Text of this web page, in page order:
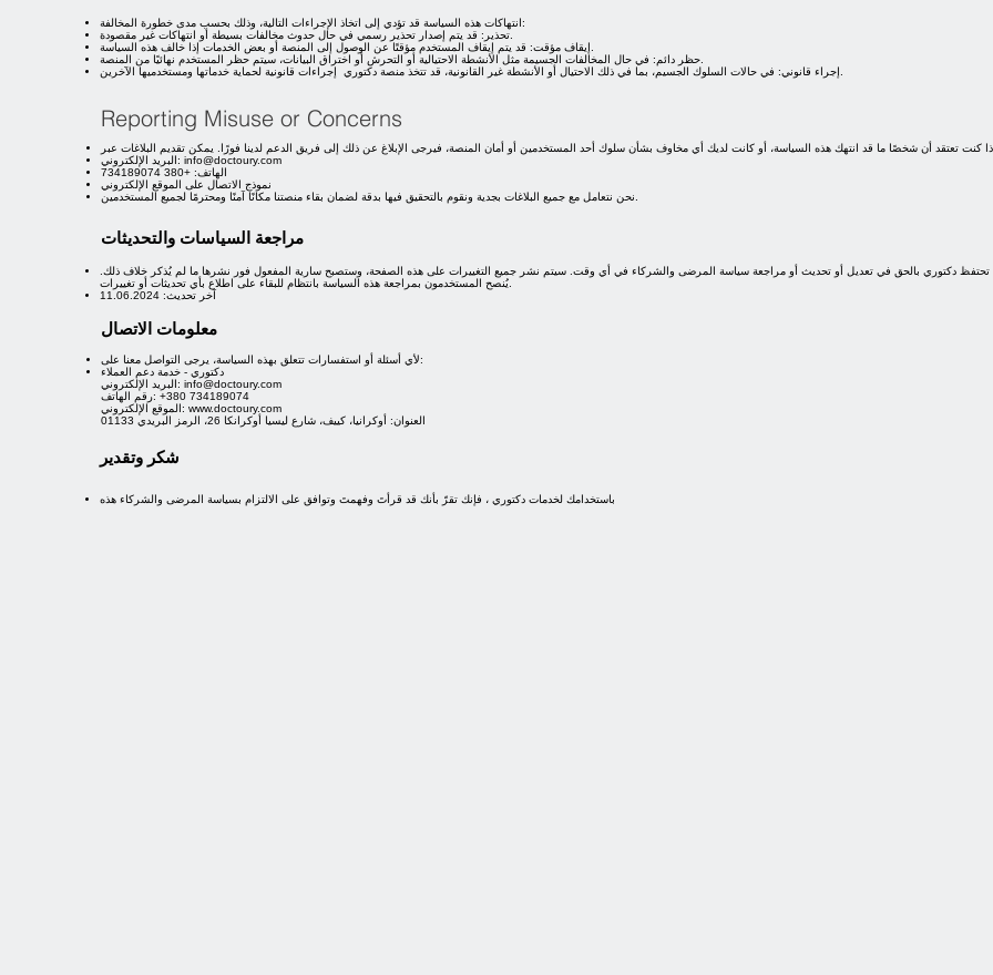
انتهاكات هذه السياسة قد تؤدي إلى اتخاذ الإجراءات التالية، وذلك بحسب مدى خطورة المخالفة:
Reporting Misuse or Concerns
البريد الإلكتروني: info@doctoury.com
الهاتف: +380 734189074
نموذج الاتصال على الموقع الإلكتروني
مراجعة السياسات والتحديثات
تحتفظ دكتوري بالحق في تعديل أو تحديث أو مراجعة سياسة المرضى والشركاء في أي وقت. سيتم نشر جميع التغييرات على هذه الصفحة، وستصبح سارية المفعول فور نشرها ما لم يُذكر خلاف ذلك.
آخر تحديث: 11.06.2024
معلومات الاتصال
لأي أسئلة أو استفسارات تتعلق بهذه السياسة، يرجى التواصل معنا على:
دكتوري - خدمة دعم العملاء
البريد الإلكتروني: info@doctoury.com
رقم الهاتف: ‎+380 734189074
الموقع الإلكتروني: www.doctoury.com
العنوان: أوكرانيا، كييف، شارع ليسيا أوكرانكا 26، الرمز البريدي 01133
شكر وتقدير
باستخدامك لخدمات دكتوري ، فإنك تقرّ بأنك قد قرأتَ وفهمتَ وتوافق على الالتزام بسياسة المرضى والشركاء هذه